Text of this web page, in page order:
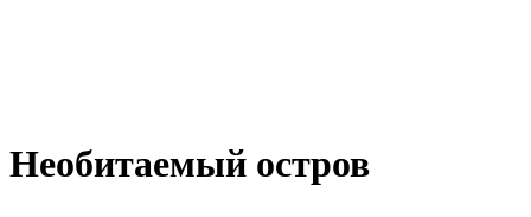
Необитаемый остров